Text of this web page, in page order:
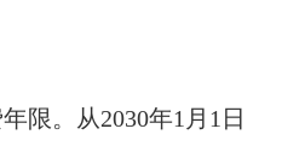
限。从2030年1月1日